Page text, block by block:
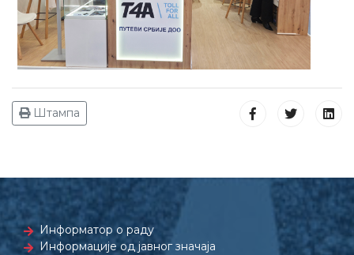
Штампа
Информатор о раду
Информације од јавног значаја